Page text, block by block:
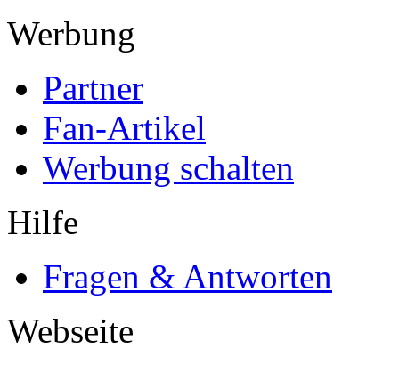
Werbung
Partner
Fan-Artikel
Werbung schalten
Hilfe
Fragen & Antworten
Webseite